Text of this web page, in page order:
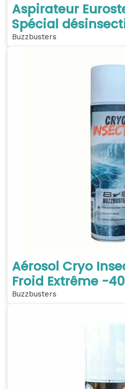
Aspirateur
Spécial
Buzzbusters
Aérosol Cryo
Froid Extrême -
Buzzbusters